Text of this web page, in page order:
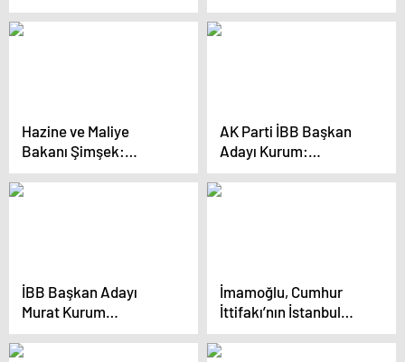
Belediye Başkan Adayı
Mehmet Altınöz ve ilçe
“İstanbul’da 650 bin
konutu 5 yıl içerisinde
Hazine ve Maliye
Bakanı Şimşek:
Enflasyonu Tek
Haneye İndireceğiz
AK Parti İBB Başkan
Adayı Kurum:
“İstanbul’da 650 bin
konutu 5 yıl içerisinde
İBB Başkan Adayı
Murat Kurum
Küçükçekmece’de
Miting Düzenledi
İmamoğlu, Cumhur
İttifakı’nın İstanbul
adayının Gazze çıkışına
tepki gösterdi